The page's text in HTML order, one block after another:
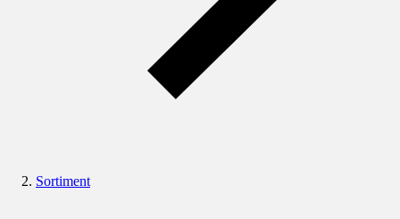
Sortiment